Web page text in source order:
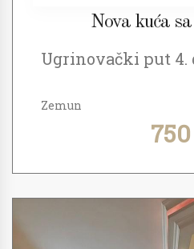
Nova kuća
Ugrinovački put 4.
Zemun